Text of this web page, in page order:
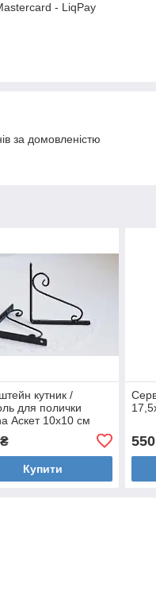
- LiqPay
за домовленістю
кутник /
для полички
Аскет 10х10 см
Купити
550